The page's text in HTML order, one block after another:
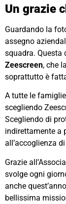
Un grazie
Guardando la
assegno
squadra. Questa
Zeescreen, che
soprattutto è
A tutte le
scegliendo
Scegliendo di
indirettamente a
all’accoglienza
Grazie
svolge ogni
anche
bellissima